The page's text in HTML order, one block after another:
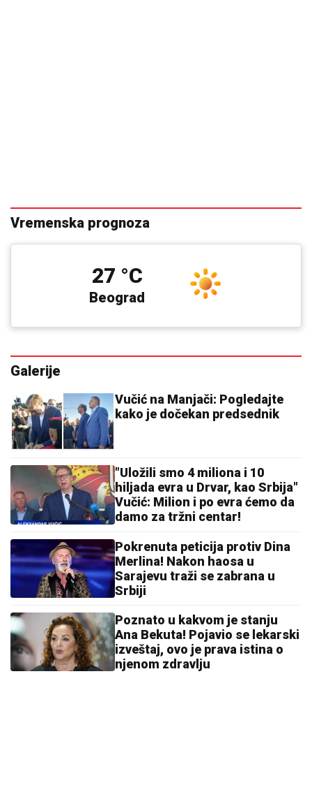
Vremenska prognoza
Beograd
27 °C
Galerije
Vučić na Manjači: Pogledajte
kako je dočekan predsednik
"Uložili smo 4 miliona i 10
hiljada evra u Drvar, kao Srbija"
Vučić: Milion i po evra ćemo da
damo za tržni centar!
Pokrenuta peticija protiv Dina
Merlina! Nakon haosa u
Sarajevu traži se zabrana u
Srbiji
Poznato u kakvom je stanju
Ana Bekuta! Pojavio se lekarski
izveštaj, ovo je prava istina o
njenom zdravlju